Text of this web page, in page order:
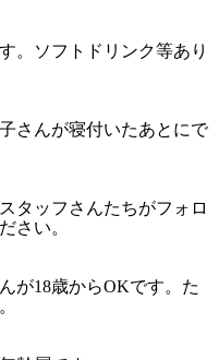
。ソフトドリンク等あり
さんが寝付いたあとにで
タッフさんたちがフォロ
さい。
が18歳からOKです。た